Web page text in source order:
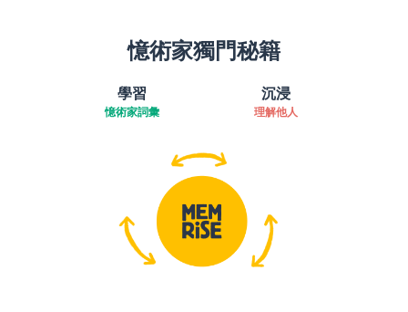
憶術家獨門秘籍
學習
憶術家詞彙
沉浸
理解他人